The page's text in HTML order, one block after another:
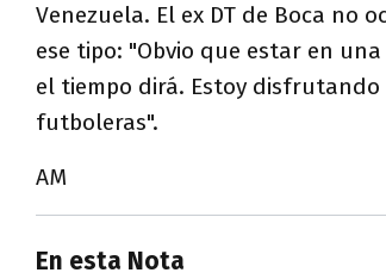
Venezuela. El ex DT de Boca no
ese tipo: "Obvio que estar en
el tiempo dirá. Estoy
futboleras".
AM
En esta Nota